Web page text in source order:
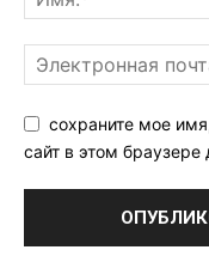
сохраните мое
сайт в этом